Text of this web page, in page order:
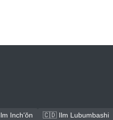
Inch'ŏn 🇨🇩 Ilm Lubumbashi